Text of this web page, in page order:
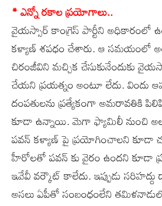
* ఎన్నో రకాల ప్రయోగాలు..
వైయస్సార్ కాంగ్రెస్ పార్టీని అధికారంలో
కళ్యాణ్ శపధం చేశారు. ఆ సమయంలో
చిరంజీవిని మచ్చిక చేసుకునేందుకు
చేయని ప్రయత్నం అంటూ లేదు. విందు
దంపతులను ప్రత్యేకంగా అమరావతికి
కూడా ఉన్నాయి. మెగా ఫ్యామిలీ నుంచి అల్లు
పవన్ కళ్యాణ్ పై ప్రయోగించాలని కూడా
హీరోలతో పవన్ కు వైరం ఉందని కూడా
ఇవేవీ వర్కౌట్ కాలేదు. ఇప్పుడు సరిహద్దు
అసలు ఏపీతో సంబంధంలేని